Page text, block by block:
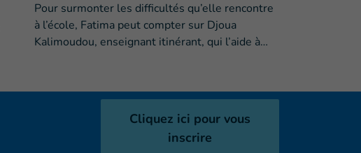
Pour surmonter les difficultés qu’elle rencontre
à l’école, Fatima peut compter sur Djoua
Kalimoudou, enseignant itinérant, qui l’aide à…
Cliquez ici pour vous
inscrire